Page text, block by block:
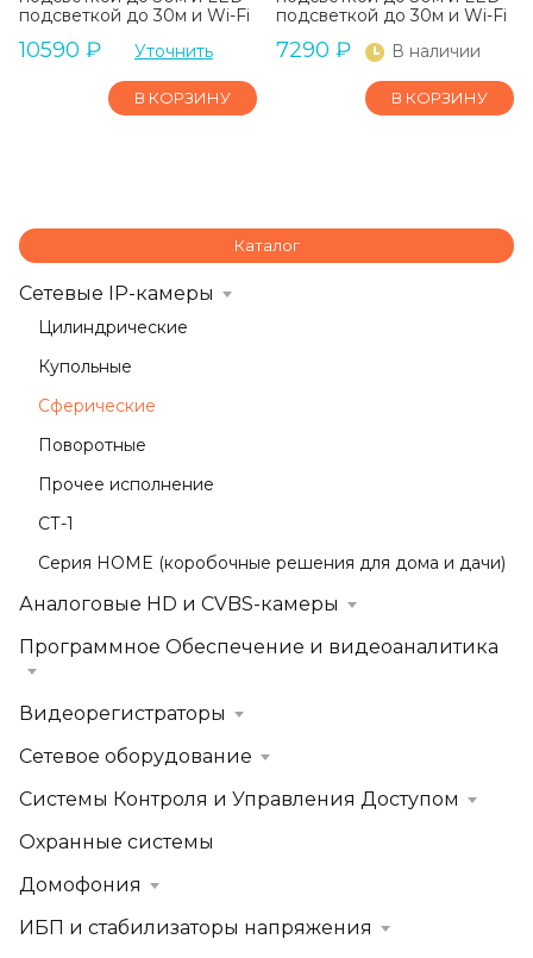
подсветкой до 30м и Wi-Fi
10590 ₽ Уточнить
В КОРЗИНУ
подсветкой до 30м и Wi-Fi
7290 ₽ В наличии
В КОРЗИНУ
Каталог
Сетевые IP-камеры
Цилиндрические
Купольные
Сферические
Поворотные
Прочее исполнение
СТ-1
Серия HOME (коробочные решения для дома и дачи)
Аналоговые HD и CVBS-камеры
Программное Обеспечение и видеоаналитика
Видеорегистраторы
Сетевое оборудование
Системы Контроля и Управления Доступом
Охранные системы
Домофония
ИБП и стабилизаторы напряжения